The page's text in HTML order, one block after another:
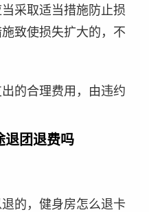
采取适当措施防止损
致使损失扩大的，不
的合理费用，由违约
退团退费吗
的，健身房怎么退卡